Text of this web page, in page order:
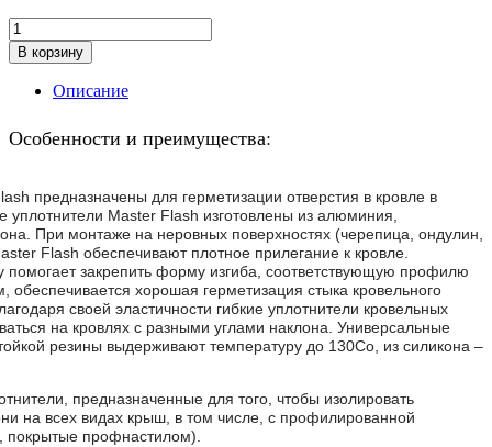
Master
Flash
№2
(203-
СЕРЫЙ
quantity
В корзину
Описание
Особенности и преимущества:
предназначены для герметизации отверстия в кровле в
Master Flash изготовлены из алюминия,
При монтаже на неровных поверхностях (черепица, ондулин,
Flash обеспечивают плотное прилегание к кровле.
помогает закрепить форму изгиба, соответствующую профилю
обеспечивается хорошая герметизация стыка кровельного
своей эластичности гибкие уплотнители кровельных
на кровлях с разными углами наклона. Универсальные
резины выдерживают температуру до 130Cо, из силикона –
предназначенные для того, чтобы изолировать
на всех видах крыш, в том числе, с профилированной
покрытые профнастилом).